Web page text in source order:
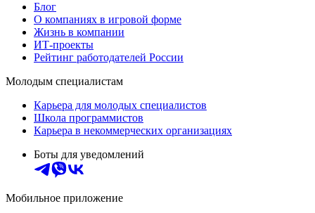
Блог
О компаниях в игровой форме
Жизнь в компании
ИТ-проекты
Рейтинг работодателей России
Молодым специалистам
Карьера для молодых специалистов
Школа программистов
Карьера в некоммерческих организациях
Боты для уведомлений
Мобильное приложение